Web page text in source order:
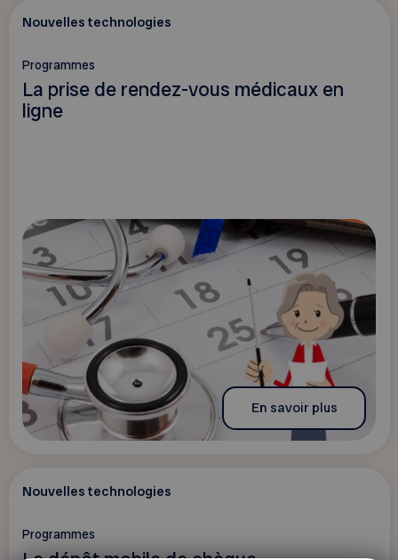
Nouvelles technologies
Programmes
La prise de rendez-vous médicaux en
ligne
En savoir plus
Nouvelles technologies
Programmes